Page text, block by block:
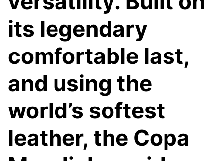
its legendary
comfortable last,
and using the
world’s softest
leather, the Copa